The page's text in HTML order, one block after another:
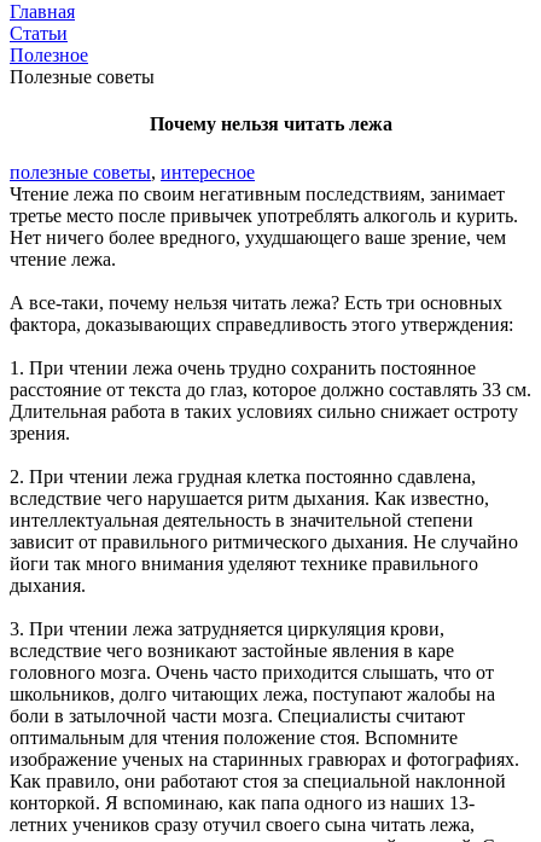
Главная
Статьи
Полезное
Полезные советы
Почему нельзя читать лежа
полезные советы, интересное
Чтение лежа по своим негативным последствиям, занимает
третье место после привычек употреблять алкоголь и курить.
Нет ничего более вредного, ухудшающего ваше зрение, чем
чтение лежа.
А все-таки, почему нельзя читать лежа? Есть три основных
фактора, доказывающих справедливость этого утверждения:
1. При чтении лежа очень трудно сохранить постоянное
расстояние от текста до глаз, которое должно составлять 33 см.
Длительная работа в таких условиях сильно снижает остроту
зрения.
2. При чтении лежа грудная клетка постоянно сдавлена,
вследствие чего нарушается ритм дыхания. Как известно,
интеллектуальная деятельность в значительной степени
зависит от правильного ритмического дыхания. Не случайно
йоги так много внимания уделяют технике правильного
дыхания.
3. При чтении лежа затрудняется циркуляция крови,
вследствие чего возникают застойные явления в каре
головного мозга. Очень часто приходится слышать, что от
школьников, долго читающих лежа, поступают жалобы на
боли в затылочной части мозга. Специалисты считают
оптимальным для чтения положение стоя. Вспомните
изображение ученых на старинных гравюрах и фотографиях.
Как правило, они работают стоя за специальной наклонной
конторкой. Я вспоминаю, как папа одного из наших 13-
летних учеников сразу отучил своего сына читать лежа,